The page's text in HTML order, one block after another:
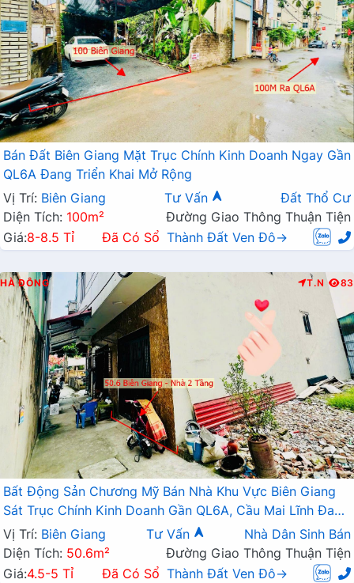
Bán Đất Biên Giang Mặt Trục Chính Kinh Doanh Ngay Gần
QL6A Đang Triển Khai Mở Rộng
Vị Trí: Biên Giang Tư Vấn
Đất Thổ Cư
Diện Tích: 100m²
Đường Giao Thông Thuận Tiện
Giá:8-8.5 Tỉ Đã Có Sổ Thành Đất Ven Đô→
HÀ ĐÔNG T.N 83
Bất Động Sản Chương Mỹ Bán Nhà Khu Vực Biên Giang
Sát Trục Chính Kinh Doanh Gần QL6A, Cầu Mai Lĩnh Đang
Mở Rộng
Vị Trí: Biên Giang Tư Vấn
Nhà Dân Sinh Bán
Diện Tích: 50.6m²
Đường Giao Thông Thuận Tiện
Giá:4.5-5 Tỉ Đã Có Sổ Thành Đất Ven Đô→